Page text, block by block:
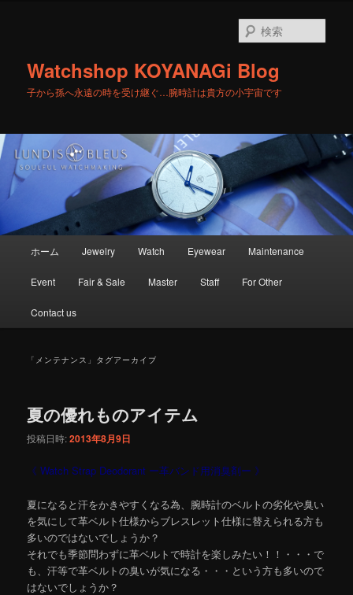
へ
移
移
動
Watchshop KOYANAGi Blog
子から孫へ永遠の時を受け継ぐ…腕時計は貴方の小宇宙です
索
ュ
ホーム Jewelry Watch Eyewear Maintenance
Event Fair & Sale Master Staff For Other
Contact us
「 メンテナンス 」タグアーカイブ
夏の優れものアイテム
投稿日時:2013年8月9日
《 Watch Strap Deodorant ー革バンド用消臭剤ー 》
夏になると汗をかきやすくなる為、腕時計のベルトの劣化や臭い
を気にして革ベルト仕様からブレスレット仕様に替えられる方も
多いのではないでしょうか？
それでも季節問わずに革ベルトで時計を楽しみたい！！・・・で
も、汗等で革ベルトの臭いが気になる・・・という方も多いので
はないでしょうか？